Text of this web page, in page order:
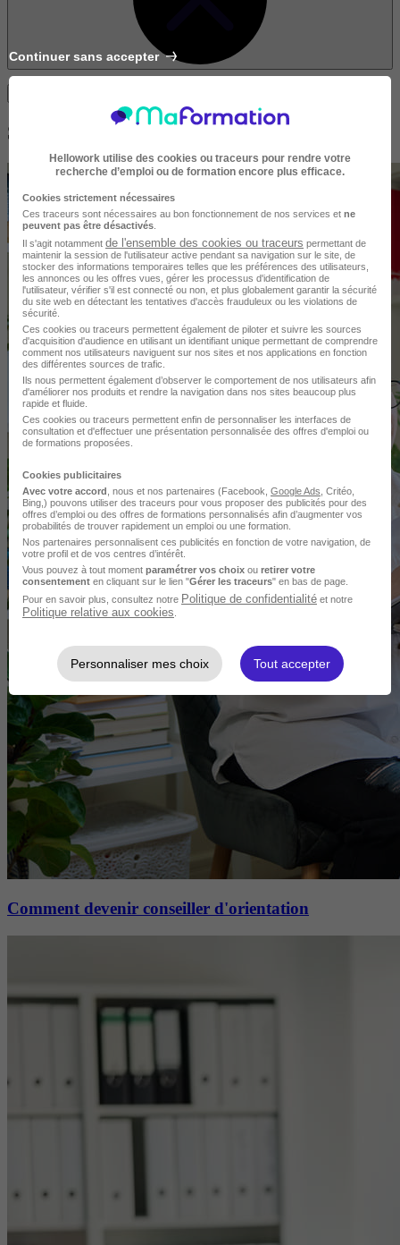
S'informer sur le sujet Enseignement
Comment devenir conseiller d'orientation
Continuer sans accepter
Hellowork utilise des cookies ou traceurs pour rendre votre
recherche d’emploi ou de formation encore plus efficace.
Cookies strictement nécessaires
Ces traceurs sont nécessaires au bon fonctionnement de nos services et ne
peuvent pas être désactivés
Il s'agit notamment de l'ensemble des cookies ou traceurs permettant de
maintenir la session de l'utilisateur active pendant sa navigation sur le site, de
stocker des informations temporaires telles que les préférences des utilisateurs,
les annonces ou les offres vues, gérer les processus d'identification de
l'utilisateur, vérifier s'il est connecté ou non, et plus globalement garantir la sécurité
du site web en détectant les tentatives d'accès frauduleux ou les violations de
sécurité.
Ces cookies ou traceurs permettent également de piloter et suivre les sources
d'acquisition d'audience en utilisant un identifiant unique permettant de comprendre
comment nos utilisateurs naviguent sur nos sites et nos applications en fonction
des différentes sources de trafic.
Ils nous permettent également d’observer le comportement de nos utilisateurs afin
d'améliorer nos produits et rendre la navigation dans nos sites beaucoup plus
rapide et fluide.
Ces cookies ou traceurs permettent enfin de personnaliser les interfaces de
consultation et d'effectuer une présentation personnalisée des offres d'emploi ou
de formations proposées.
Cookies publicitaires
Avec votre accord , nous et nos partenaires (Facebook, Google Ads , Critéo,
Bing,) pouvons utiliser des traceurs pour vous proposer des publicités pour des
offres d’emploi ou des offres de formations personnalisés afin d’augmenter vos
probabilités de trouver rapidement un emploi ou une formation.
Nos partenaires personnalisent ces publicités en fonction de votre navigation, de
votre profil et de vos centres d’intérêt.
Vous pouvez à tout moment paramétrer vos choix ou retirer votre
consentement en cliquant sur le lien "Gérer les traceurs" en bas de page.
Pour en savoir plus, consultez notre Politique de confidentialité et notre
Politique relative aux cookies
Personnaliser mes choix Tout accepter